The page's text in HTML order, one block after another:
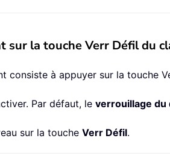
sur la touche Verr Défil du
consiste à appuyer sur la touche
Par défaut, le verrouillage du
sur la touche Verr Défil.